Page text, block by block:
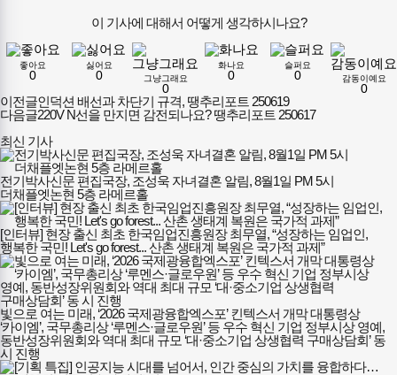
이 기사에 대해서 어떻게 생각하시나요?
좋아요
0
싫어요
0 그냥그래요
0
화나요
0
슬퍼요
0 감동이예요
0
이전글인덕션 배선과 차단기 규격, 땡추리포트 250619
다음글220V N선을 만지면 감전되나요? 땡추리포트 250617
최신 기사
전기박사신문 편집국장, 조성욱 자녀결혼 알림, 8월1일 PM 5시
더채플엣논현 5층 라메르홀
[인터뷰] 현장 출신 최초 한국임업진흥원장 최무열, “성장하는 임업인,
행복한 국민! Let's go forest... 산촌 생태계 복원은 국가적 과제”
빛으로 여는 미래, ‘2026 국제광융합엑스포’ 킨텍스서 개막 대통령상
‘카이엠’, 국무총리상 ‘루멘스·글로우원’ 등 우수 혁신 기업 정부시상 영예,
동반성장위원회와 역대 최대 규모 ‘대·중소기업 상생협력 구매상담회’ 동
시 진행